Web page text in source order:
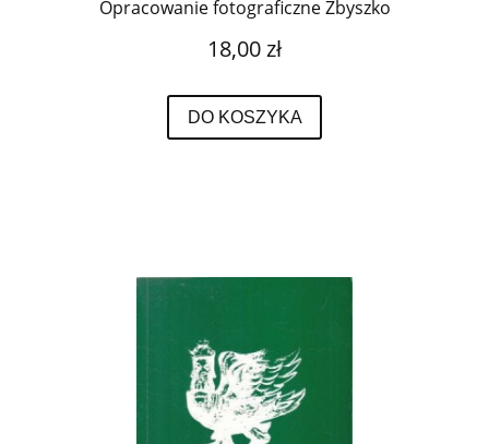
Opracowanie fotograficzne Zbyszko
Siemaszko.
18,00 zł
DO KOSZYKA